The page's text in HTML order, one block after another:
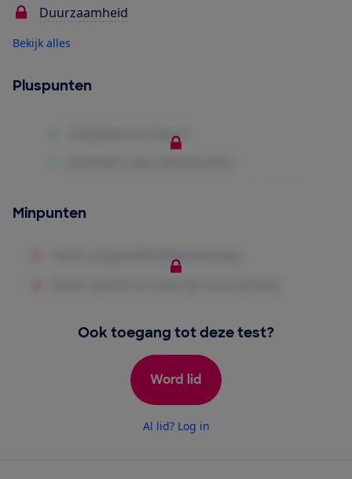
Duurzaamheid
Bekijk alles
Pluspunten
Minpunten
Ook toegang tot deze test?
Word lid
Al lid? Log in